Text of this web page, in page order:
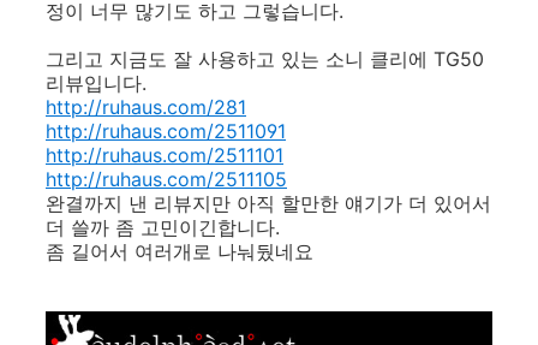
정이 너무 많기도 하고 그렇습니다.
그리고 지금도 잘 사용하고 있는 소니 클리에 TG50
리뷰입니다.
http://ruhaus.com/281
http://ruhaus.com/2511091
http://ruhaus.com/2511101
http://ruhaus.com/2511105
완결까지 낸 리뷰지만 아직 할만한 얘기가 더 있어서
더 쓸까 좀 고민이긴합니다.
좀 길어서 여러개로 나눠뒀네요